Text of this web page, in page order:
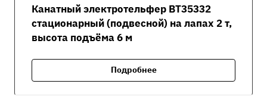
Канатный электротельфер ВТ35332
стационарный (подвесной) на лапах 2 т,
высота подъёма 6 м
Подробнее